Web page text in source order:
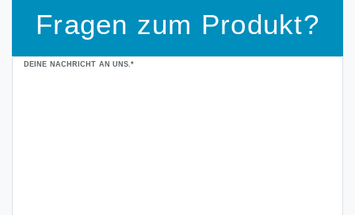
Fragen zum Produkt?
DEINE NACHRICHT AN UNS.*
Ceres::Template.mailFormHoneypotLabel